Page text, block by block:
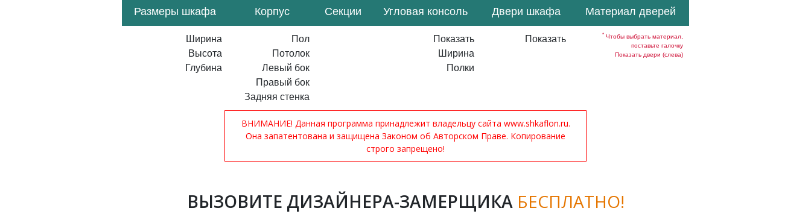
Размеры шкафа Корпус Секции Угловая консоль Двери шкафа Материал дверей
Ширина
Высота
Глубина
Пол
Потолок
Левый бок
Правый бок
Задняя стенка
Показать
Ширина
Полки
Показать * Чтобы выбрать материал,
поставьте галочку
Показать двери (слева)
ВНИМАНИЕ! Данная программа принадлежит владельцу сайта www.shkaflon.ru.
Она запатентована и защищена Законом об Авторском Праве. Копирование
строго запрещено!
ВЫЗОВИТЕ ДИЗАЙНЕРА-ЗАМЕРЩИКА БЕСПЛАТНО!